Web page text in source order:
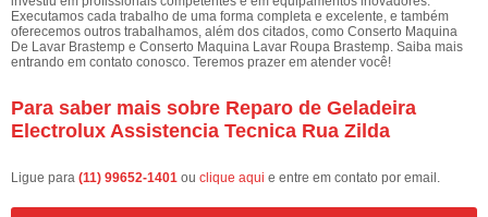
Executamos cada trabalho de uma forma completa e excelente, e também
oferecemos outros trabalhamos, além dos citados, como Conserto Maquina
De Lavar Brastemp e Conserto Maquina Lavar Roupa Brastemp. Saiba mais
entrando em contato conosco. Teremos prazer em atender você!
Para saber mais sobre Reparo de Geladeira
Electrolux Assistencia Tecnica Rua Zilda
Ligue para (11) 99652-1401 ou clique aqui e entre em contato por email.